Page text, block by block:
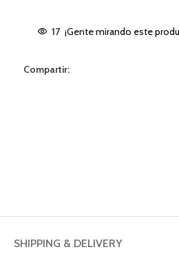
17 ¡Gente mirando este
Compartir:
SHIPPING & DELIVERY